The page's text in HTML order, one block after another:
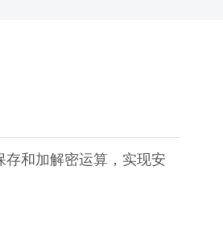
和加解密运算，实现安